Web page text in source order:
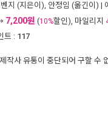
지 (지은이), 안정임 (옮긴이) |
7,200원 (10%할인), 마일리지
트 : 117
작사 유통이 중단되어 구할 수